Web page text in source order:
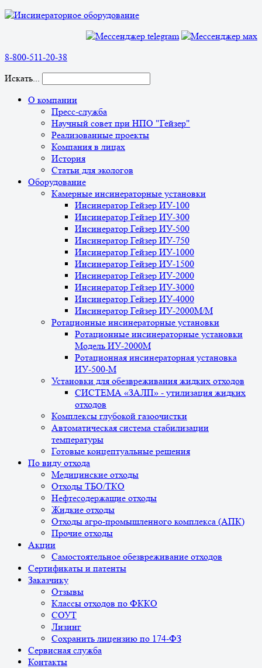
8-800-511-20-38
Искать...
О компании
Пресс-служба
Научный совет при НПО "Гейзер"
Реализованные проекты
Компания в лицах
История
Статьи для экологов
Оборудование
Камерные инсинераторные установки
Инсинератор Гейзер ИУ-100
Инсинератор Гейзер ИУ-300
Инсинератор Гейзер ИУ-500
Инсинератор Гейзер ИУ-750
Инсинератор Гейзер ИУ-1000
Инсинератор Гейзер ИУ-1500
Инсинератор Гейзер ИУ-2000
Инсинератор Гейзер ИУ-3000
Инсинератор Гейзер ИУ-4000
Инсинератор Гейзер ИУ-2000М/М
Ротационные инсинераторные установки
Ротационные инсинераторные установки
Модель ИУ-2000М
Ротационная инсинераторная установка
ИУ-500-М
Установки для обезвреживания жидких отходов
СИСТЕМА «ЗАЛП» - утилизация жидких
отходов
Комплексы глубокой газоочистки
Автоматическая система стабилизации
температуры
Готовые концептуальные решения
По виду отхода
Медицинские отходы
Отходы ТБО/ТКО
Нефтесодержащие отходы
Жидкие отходы
Отходы агро-промышленного комплекса (АПК)
Прочие отходы
Акции
Самостоятельное обезвреживание отходов
Сертификаты и патенты
Заказчику
Отзывы
Классы отходов по ФККО
СОУТ
Лизинг
Сохранить лицензию по 174-ФЗ
Сервисная служба
Контакты